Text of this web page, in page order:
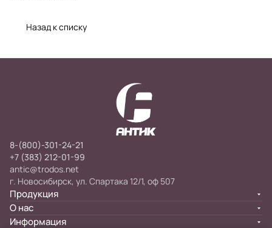
Назад к списку
8-(800)-301-24-21
+7 (383) 212-01-99
antic@trodos.net
г. Новосибирск, ул. Спартака 12/1, оф 507
Продукция
О нас
Информация